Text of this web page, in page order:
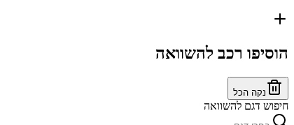
הוסיפו רכב להשוואה
נקה הכל
חיפוש דגם להשוואה